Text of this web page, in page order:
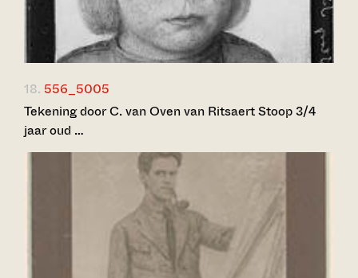
18. 556_5005
Tekening door C. van Oven van Ritsaert Stoop 3/4
jaar oud …